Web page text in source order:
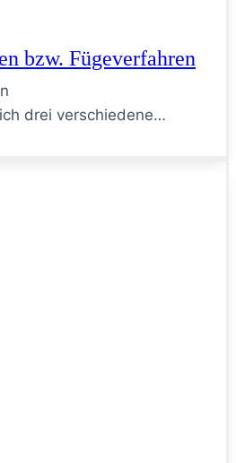
bzw. Fügeverfahren
drei verschiedene…